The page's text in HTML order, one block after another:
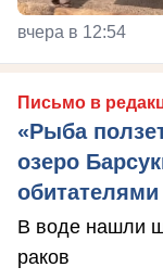
вчера в 12:54
Письмо в
«Рыба
озеро
обитателями
В воде нашли
раков